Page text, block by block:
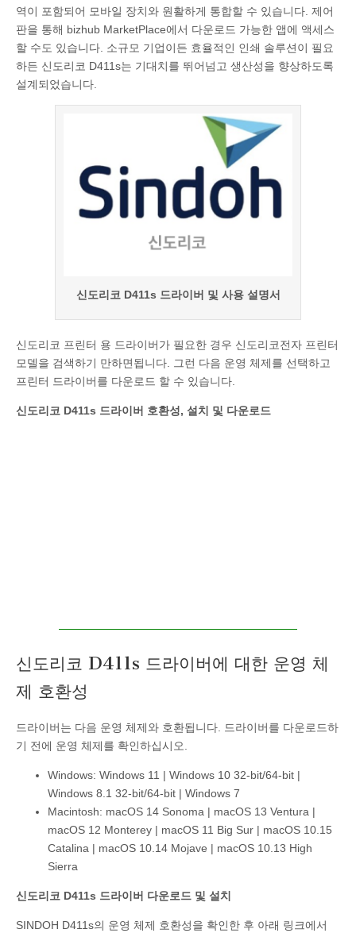
역이 포함되어 모바일 장치와 원활하게 통합할 수 있습니다. 제어
판을 통해 bizhub MarketPlace에서 다운로드 가능한 앱에 액세스
할 수도 있습니다. 소규모 기업이든 효율적인 인쇄 솔루션이 필요
하든 신도리코 D411s는 기대치를 뛰어넘고 생산성을 향상하도록
설계되었습니다.
신도리코 D411s 드라이버 및 사용 설명서
신도리코 프린터 용 드라이버가 필요한 경우 신도리코전자 프린터
모델을 검색하기 만하면됩니다. 그런 다음 운영 체제를 선택하고
프린터 드라이버를 다운로드 할 수 있습니다.
신도리코 D411s 드라이버 호환성, 설치 및 다운로드
신도리코 D411s 드라이버에 대한 운영 체
제 호환성
드라이버는 다음 운영 체제와 호환됩니다. 드라이버를 다운로드하
기 전에 운영 체제를 확인하십시오.
Windows: Windows 11 | Windows 10 32-bit/64-bit |
Windows 8.1 32-bit/64-bit | Windows 7
Macintosh: macOS 14 Sonoma | macOS 13 Ventura |
macOS 12 Monterey | macOS 11 Big Sur | macOS 10.15
Catalina | macOS 10.14 Mojave | macOS 10.13 High
Sierra
신도리코 D411s 드라이버 다운로드 및 설치
SINDOH D411s의 운영 체제 호환성을 확인한 후 아래 링크에서